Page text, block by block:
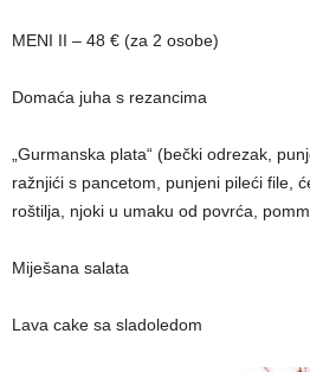
MENI II – 48 € (za 2 osobe)
Domaća juha s rezancima
„Gurmanska plata“ (bečki odrezak,
ražnjići s pancetom, punjeni pileći file,
roštilja, njoki u umaku od povrća,
Miješana salata
Lava cake sa sladoledom